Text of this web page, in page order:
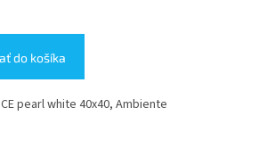
do košíka
pearl white 40x40, Ambiente